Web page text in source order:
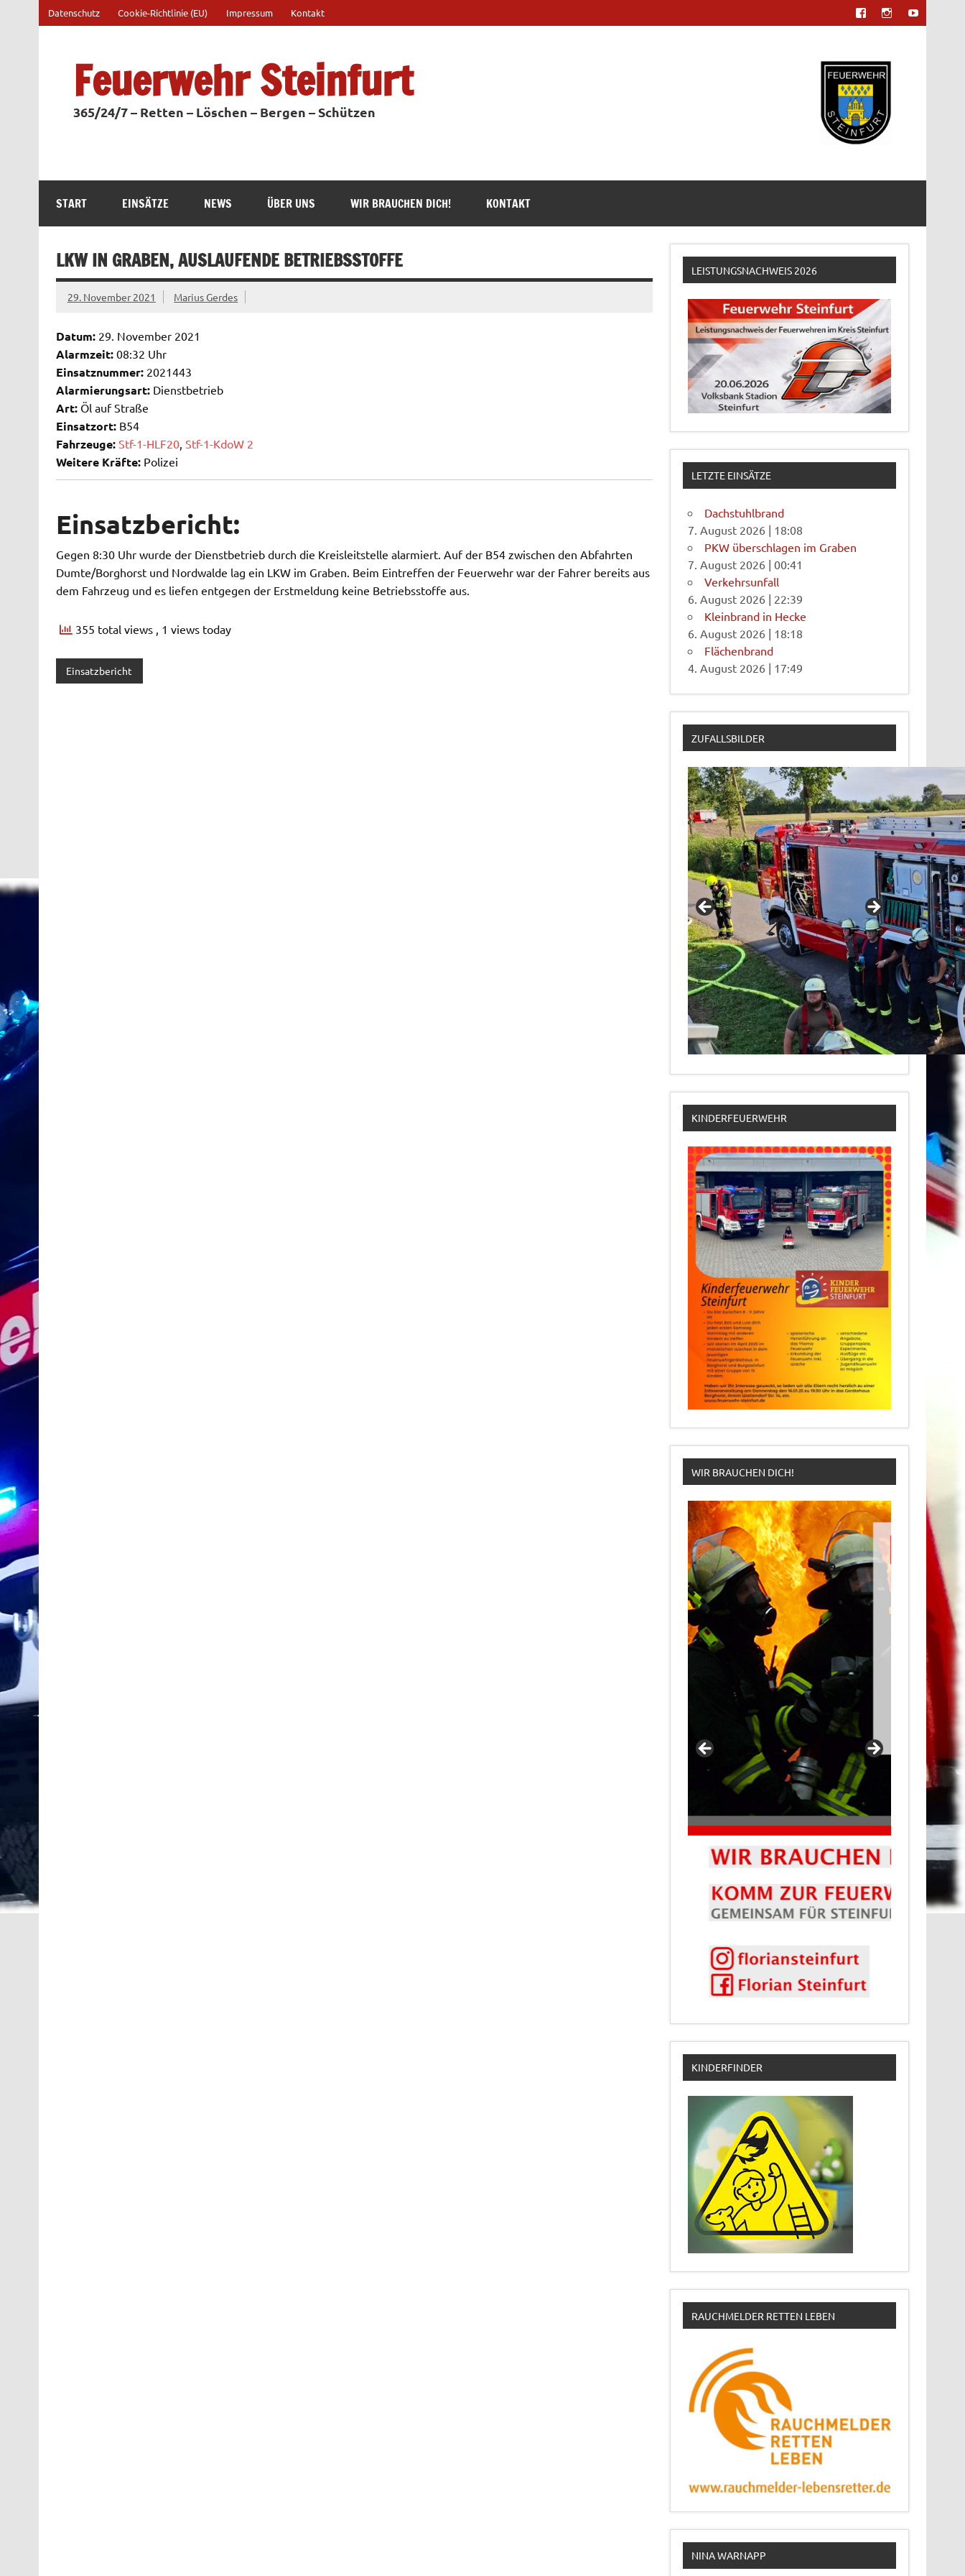
springen
Datenschutz Cookie-Richtlinie (EU) Impressum Kontakt
Feuerwehr Steinfurt
365/24/7 – Retten – Löschen – Bergen – Schützen
START EINSÄTZE NEWS ÜBER UNS WIR BRAUCHEN DICH! KONTAKT
LKW IN GRABEN, AUSLAUFENDE BETRIEBSSTOFFE
29. November 2021 Marius Gerdes
Datum:29. November 2021
Alarmzeit:08:32 Uhr
Einsatznummer:2021443
Alarmierungsart:Dienstbetrieb
Art:Öl auf Straße
Einsatzort:B54
Fahrzeuge: Stf-1-HLF20, Stf-1-KdoW 2
Weitere Kräfte:Polizei
Einsatzbericht:
Gegen 8:30 Uhr wurde der Dienstbetrieb durch die Kreisleitstelle alarmiert. Auf der B54 zwischen den Abfahrten
Dumte/Borghorst und Nordwalde lag ein LKW im Graben. Beim Eintreffen der Feuerwehr war der Fahrer bereits aus
dem Fahrzeug und es liefen entgegen der Erstmeldung keine Betriebsstoffe aus.
355 total views , 1 views today
Einsatzbericht
LEISTUNGSNACHWEIS 2026
LETZTE EINSÄTZE
Dachstuhlbrand
7. August 2026 | 18:08
PKW überschlagen im Graben
7. August 2026 |00:41
Verkehrsunfall
6. August 2026 | 22:39
Kleinbrand in Hecke
6. August 2026 | 18:18
Flächenbrand
4. August 2026 | 17:49
ZUFALLSBILDER
KINDERFEUERWEHR
WIR BRAUCHEN DICH!
KINDERFINDER
RAUCHMELDER RETTEN LEBEN
NINA WARNAPP